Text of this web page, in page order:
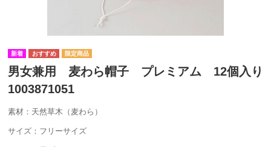
男女兼用 麦わら帽子 プレミアム 12個入り
1003871051
素材：天然草木（麦わら）
サイズ：フリーサイズ